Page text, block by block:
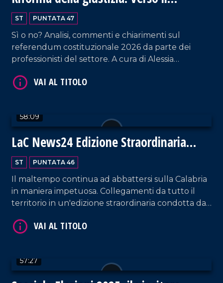
referendum...
ST PUNTATA 47
Sì o no? Analisi, commenti e chiarimenti sul
referendum costituzionale 2026 da parte dei
professionisti del settore. A cura di Alessia
58:09
LaC News24 Edizione Straordinaria
"Ciclone Harry"
ST PUNTATA 46
Il maltempo continua ad abbattersi sulla Calabria
in maniera impetuosa. Collegamenti da tutto il
territorio in un'edizione straordinaria condotta da
57:27
VAI AL TITOLO